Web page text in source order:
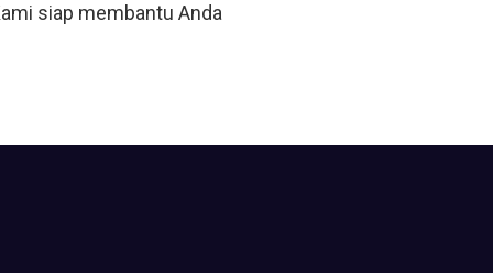
siap membantu Anda